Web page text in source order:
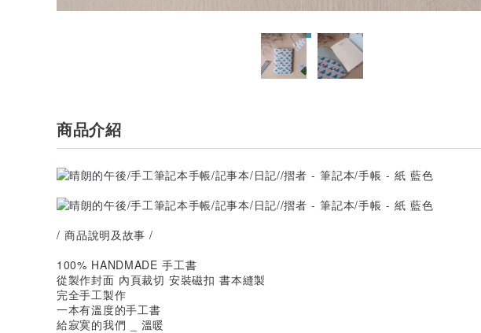
商品介紹
/ 商品說明及故事 /
100% HANDMADE 手工書
從製作封面 內頁裁切 安裝磁扣 書本縫製
完全手工製作
一本有溫度的手工書
給寂寞的我們 _ 溫暖